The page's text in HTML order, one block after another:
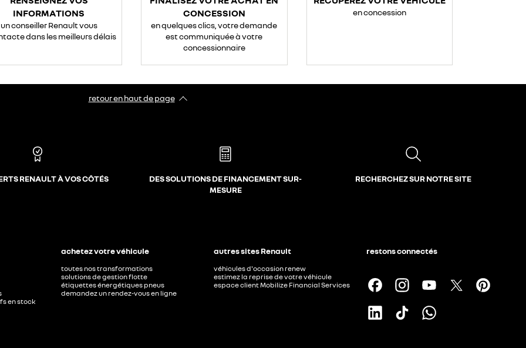
INFORMATIONS
un conseiller Renault vous
dans les meilleurs délais
CONCESSION
en quelques clics, votre demande
est communiquée à votre
concessionnaire
en concession
retour en haut de page​
RENAULT À VOS CÔTÉS
DES SOLUTIONS DE FINANCEMENT SUR-
MESURE
RECHERCHEZ SUR NOTRE SITE
en stock
achetez votre véhicule
toutes nos transformations
solutions de gestion flotte
étiquettes énergétiques pneus
demandez un rendez-vous en ligne
autres sites Renault
véhicules d'occasion renew
estimez la reprise de votre véhicule
espace client Mobilize Financial Services
restons connectés